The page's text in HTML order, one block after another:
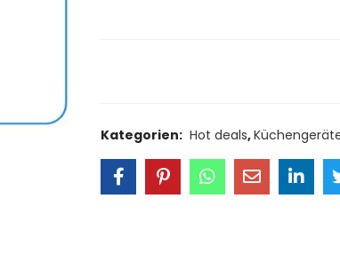
Kategorien: Hot deals,